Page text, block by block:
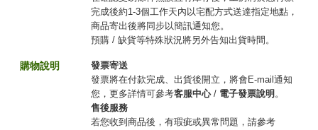
完成後約1-3個工作天內以宅配方式送達指定地點，
商品寄出後將同步以簡訊通知您。
預購 / 缺貨等特殊狀況將另外告知出貨時間。
購物說明
發票寄送
發票將在付款完成、出貨後開立，將會E-mail通知
您，更多詳情可參考客服中心/ 電子發票說明 。
售後服務
若您收到商品後，有瑕疵或異常問題，請參考